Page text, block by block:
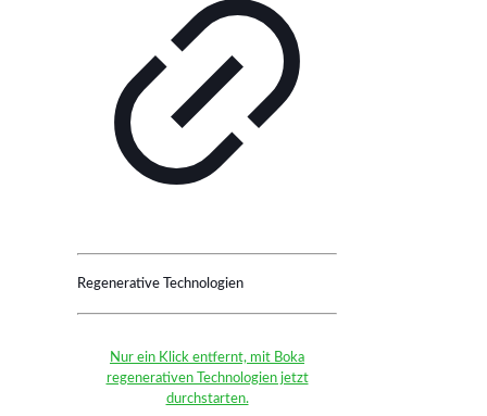
Regenerative Technologien
Nur ein Klick entfernt, mit Boka
regenerativen Technologien jetzt
durchstarten.